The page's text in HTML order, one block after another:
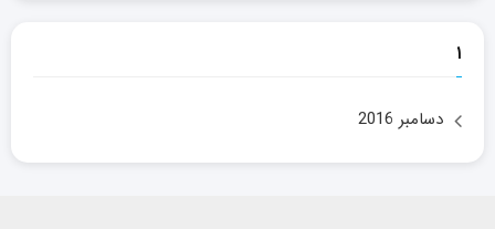
۱
دسامبر 2016